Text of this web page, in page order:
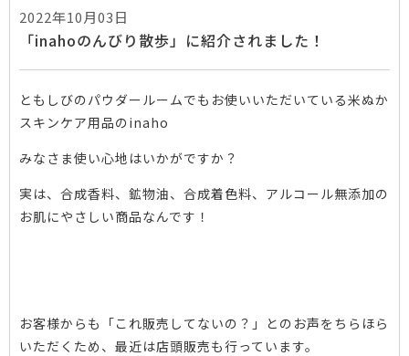
2022年10月03日
「inahoのんびり散歩」に紹介されました！
ともしびのパウダールームでもお使いいただいている米ぬか
スキンケア用品のinaho
みなさま使い心地はいかがですか？
実は、合成香料、鉱物油、合成着色料、アルコール無添加の
お肌にやさしい商品なんです！
お客様からも 「これ販売してないの？」 とのお声をちらほら
いただくため、 最近は店頭販売も行っています。